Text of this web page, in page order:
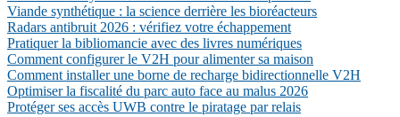
Viande synthétique : la science derrière les bioréacteurs
Radars antibruit 2026 : vérifiez votre échappement
Pratiquer la bibliomancie avec des livres numériques
Comment configurer le V2H pour alimenter sa maison
Comment installer une borne de recharge bidirectionnelle V2H
Optimiser la fiscalité du parc auto face au malus 2026
Protéger ses accès UWB contre le piratage par relais